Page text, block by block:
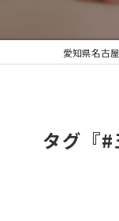
愛知県名古
タグ『